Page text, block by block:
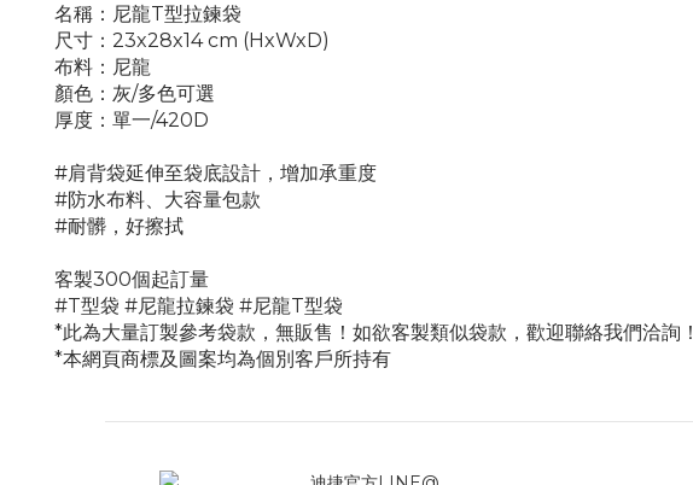
名稱：尼龍T型拉鍊袋
尺寸：23x28x14 cm (HxWxD)
布料：尼龍
顏色：灰/多色可選
厚度：單一/420D
#肩背袋延伸至袋底設計，增加承重度
#防水布料、大容量包款
#耐髒，好擦拭
客製300個起訂量
#T型袋 #尼龍拉鍊袋 #尼龍T型袋
*此為大量訂製參考袋款，無販售！如欲客製類似袋款，歡迎聯絡我們洽詢！
*本網頁商標及圖案均為個別客戶所持有